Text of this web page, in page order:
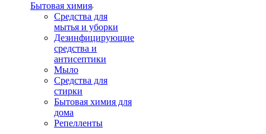
Бытовая химия
Средства для
мытья и уборки
Дезинфицирующие
средства и
антисептики
Мыло
Средства для
стирки
Бытовая химия для
дома
Репелленты